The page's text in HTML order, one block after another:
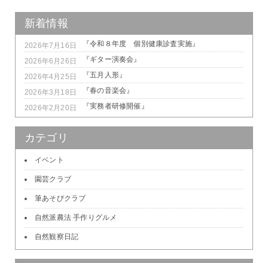
新着情報
2026年7月16日 『令和８年度 個別健康診査実施』
2026年6月26日 『ギター演奏会』
2026年4月25日 『五月人形』
2026年3月18日 『春の音楽会』
2026年2月20日 『実務者研修開催』
カテゴリ
イベント
園芸クラブ
筆あそびクラブ
自然派農法 手作りグルメ
自然観察日記